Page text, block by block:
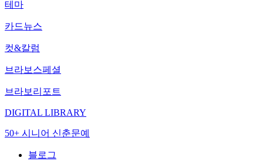
테마
카드뉴스
컷&칼럼
브라보스페셜
브라보리포트
DIGITAL LIBRARY
50+ 시니어 신춘문예
블로그